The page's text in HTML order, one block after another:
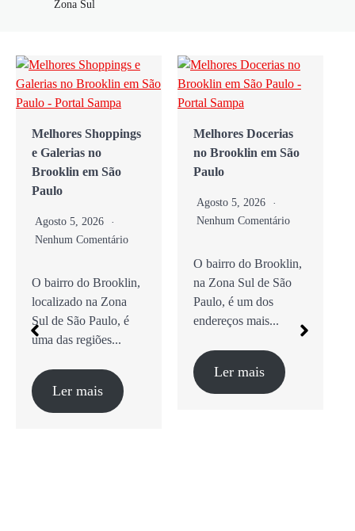
Zona Sul
Melhores Docerias
no Brooklin em São
Paulo
Nenhum Comentário
na Zona Sul de São
Paulo, é um dos
endereços mais...
Ler mais
As Melhores
Cafeterias no
Agosto 5, 2026
Guia Completo de
Cafés Especiais,
Brunch e Coworking
O bairro do Brooklin,
na Zona Sul...